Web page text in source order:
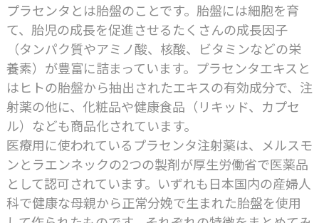
プラセンタとは胎盤のことです。胎盤には細胞を育
て、胎児の成長を促進させるたくさんの成長因子
（タンパク質やアミノ酸、核酸、ビタミンなどの栄
養素）が豊富に詰まっています。プラセンタエキスと
はヒトの胎盤から抽出されたエキスの有効成分で、注
射薬の他に、化粧品や健康食品（リキッド、カプセ
ル）なども商品化されています。
医療用に使われているプラセンタ注射薬は、メルスモ
ンとラエンネックの2つの製剤が厚生労働省で医薬品
として認可されています。いずれも日本国内の産婦人
科で健康な母親から正常分娩で生まれた胎盤を使用